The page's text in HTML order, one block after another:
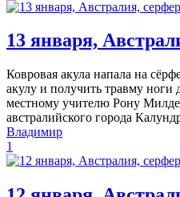
13 января,
Ковровая акула напала на
акулу и получить травму ноги
местному учителю Рону
австралийского города
Владимир
1